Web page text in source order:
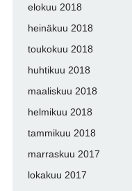
elokuu 2018
heinäkuu 2018
toukokuu 2018
huhtikuu 2018
maaliskuu 2018
helmikuu 2018
tammikuu 2018
marraskuu 2017
lokakuu 2017